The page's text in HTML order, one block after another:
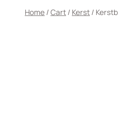
Home/Cart/ Kerst/